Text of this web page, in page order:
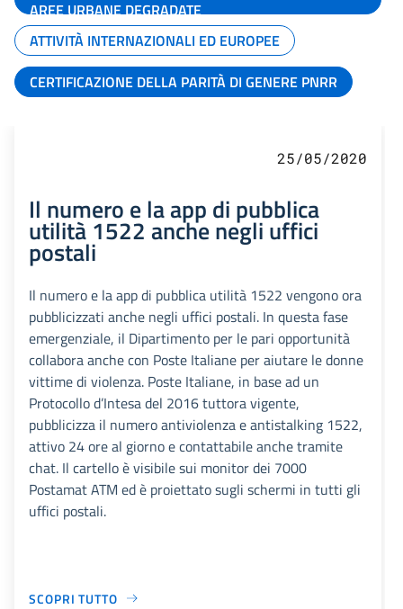
AREE URBANE DEGRADATE
ATTIVITÀ INTERNAZIONALI ED EUROPEE
CERTIFICAZIONE DELLA PARITÀ DI GENERE PNRR
25/05/2020
Il numero e la app di pubblica
utilità 1522 anche negli uffici
postali
Il numero e la app di pubblica utilità 1522 vengono ora
pubblicizzati anche negli uffici postali. In questa fase
emergenziale, il Dipartimento per le pari opportunità
collabora anche con Poste Italiane per aiutare le donne
vittime di violenza. Poste Italiane, in base ad un
Protocollo d’Intesa del 2016 tuttora vigente,
pubblicizza il numero antiviolenza e antistalking 1522,
attivo 24 ore al giorno e contattabile anche tramite
chat. Il cartello è visibile sui monitor dei 7000
Postamat ATM ed è proiettato sugli schermi in tutti gli
uffici postali.
SCOPRI TUTTO